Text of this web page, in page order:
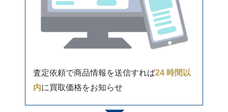
査定依頼で商品情報を送信すれば24 時間以
内に買取価格をお知らせ